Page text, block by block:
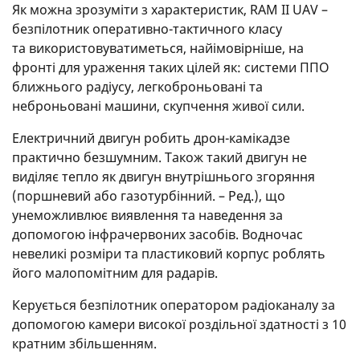
Як можна зрозуміти з характеристик, RAM II UAV –
безпілотник оперативно-тактичного класу
та використовуватиметься, найімовірніше, на
фронті для ураження таких цілей як: системи ППО
ближнього радіусу, легкоброньовані та
неброньовані машини, скупчення живої сили.
Електричний двигун робить дрон-камікадзе
практично безшумним. Також такий двигун не
виділяє тепло як двигун внутрішнього згоряння
(поршневий або газотурбінний. – Ред.), що
унеможливлює виявлення та наведення за
допомогою інфрачервоних засобів. Водночас
невеликі розміри та пластиковий корпус роблять
його малопомітним для радарів.
Керується безпілотник оператором радіоканалу за
допомогою камери високої роздільної здатності з 10
кратним збільшенням.